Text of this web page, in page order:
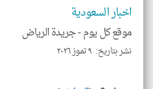
اخبار السعودية
موقع كل يوم -جريدة الرياض
نشر بتاريخ: ٩ تموز ٢٠٢٦